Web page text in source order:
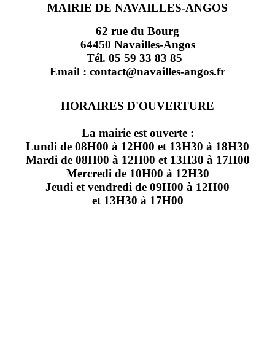
MAIRIE DE NAVAILLES-ANGOS
62 rue du Bourg
64450 Navailles-Angos
Tél. 05 59 33 83 85
Email : contact@navailles-angos.fr
HORAIRES D'OUVERTURE
La mairie est ouverte :
Lundi de 08H00 à 12H00 et 13H30 à 18H30
Mardi de 08H00 à 12H00 et 13H30 à 17H00
Mercredi de 10H00 à 12H30
Jeudi et vendredi de 09H00 à 12H00
et 13H30 à 17H00